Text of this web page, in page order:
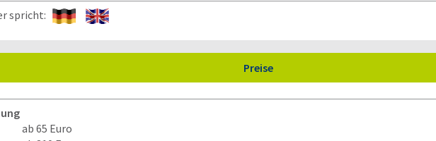
spricht:
Preise
ab 65 Euro